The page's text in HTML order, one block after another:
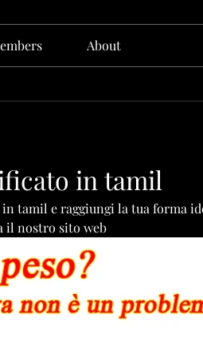
About
in tamil
tamil e raggiungi la tua forma
il nostro sito web